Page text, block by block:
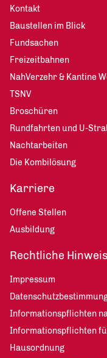
Kontakt
Baustellen im Blick
Fundsachen
Freizeitbahnen
NahVerzehr & Kantine
TSNV
Broschüren
Rundfahrten und U-
Nachtarbeiten
Die Kombilösung
Karriere
Offene Stellen
Ausbildung
Rechtliche
Impressum
Informationspflichten
Informationspflichten
Hausordnung